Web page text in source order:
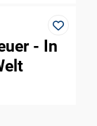
- In